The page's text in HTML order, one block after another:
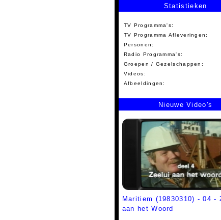
Statistieken
TV Programma's:
TV Programma Afleveringen:
Personen:
Radio Programma's:
Groepen / Gezelschappen:
Videos:
Afbeeldingen:
Nieuwe Video's
Maritiem (19830310) - 04 -
aan het Woord